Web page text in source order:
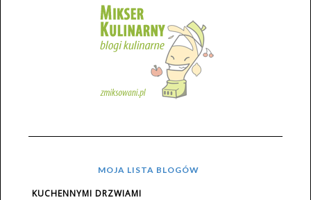
MOJA LISTA BLOGÓW
KUCHENNYMI DRZWIAMI